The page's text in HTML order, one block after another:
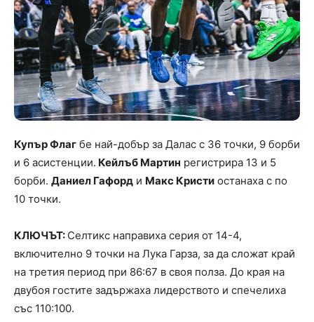
Купър Флаг бе най-добър за Далас с 36 точки, 9 борби
и 6 асистенции. Кейлъб Мартин регистрира 13 и 5
борби. Даниел Гафорд и Макс Кристи останаха с по
10 точки.
КЛЮЧЪТ: Селтикс направиха серия от 14-4,
включително 9 точки на Лука Гарза, за да сложат край
на третия период при 86:67 в своя полза. До края на
двубоя гостите задържаха лидерството и спечелиха
със 110:100.